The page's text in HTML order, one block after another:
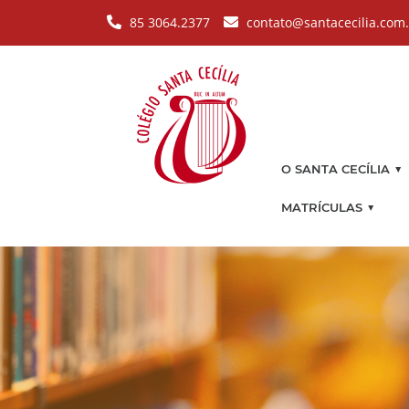
85 3064.2377
O SANTA CECÍLIA ▼
MATRÍCULAS ▼